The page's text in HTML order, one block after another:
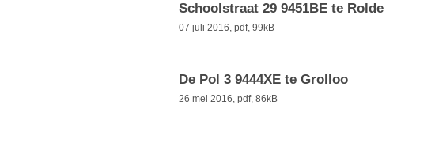
Schoolstraat 29 9451BE te Rolde
07 juli 2016, pdf, 99kB
De Pol 3 9444XE te Grolloo
26 mei 2016, pdf, 86kB